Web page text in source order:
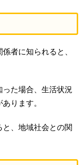
者に知られると、
た場合、生活状況
ります。
、地域社会との関